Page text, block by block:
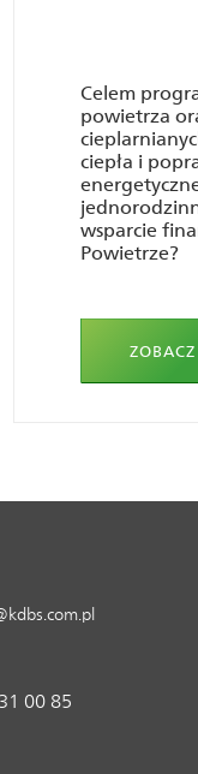
Celem
powietrza
ciepła i
wsparcie
Powietrze?
00 85